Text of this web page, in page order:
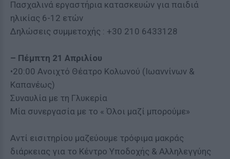
Πασχαλινά εργαστήρια κατασκευών για παιδιά
ηλικίας 6-12 ετών
Δηλώσεις συμμετοχής : +30 210 6433128
– Πέμπτη 21 Απριλίου
•20:00 Ανοιχτό Θέατρο Κολωνού (Ιωαννίνων &
Καπανέως)
Συναυλία με τη Γλυκερία
Μία συνεργασία με το « Όλοι μαζί μπορούμε»
Αντί εισιτηρίου μαζεύουμε τρόφιμα μακράς
διάρκειας για το Κέντρο Υποδοχής & Αλληλεγγύης